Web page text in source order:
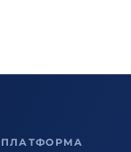
ПЛАТФОРМА